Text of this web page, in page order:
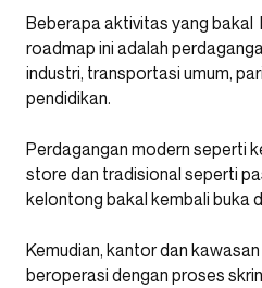
Beberapa aktivitas yang bakal
roadmap ini adalah
industri, transportasi umum,
pendidikan.
Perdagangan modern seperti
store dan tradisional seperti
kelontong bakal kembali buka
Kemudian, kantor dan
beroperasi dengan proses